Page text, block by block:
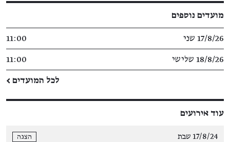
מועדים נוספים
17/8/26 שני 11:00
18/8/26 שלישי 11:00
לכל המועדים ←
עוד אירועים
17/8/24 שבת הצגה